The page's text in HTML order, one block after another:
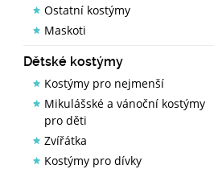
Ostatní kostýmy
Maskoti
Dětské kostýmy
Kostýmy pro nejmenší
Mikulášské a vánoční kostýmy
pro děti
Zvířátka
Kostýmy pro dívky